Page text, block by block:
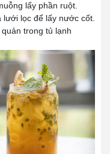
lấy phần ruột.
lưới lọc để lấy nước cốt.
trong tủ lạnh